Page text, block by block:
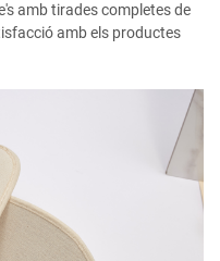
amb tirades completes de
amb els productes